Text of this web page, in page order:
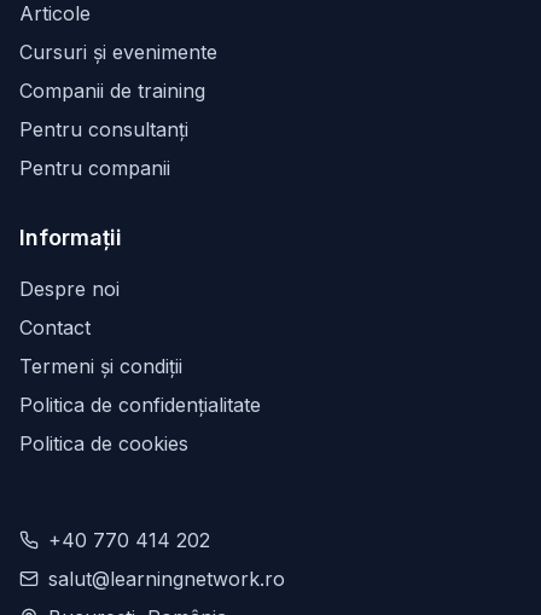
Articole
Cursuri și evenimente
Companii de training
Pentru consultanți
Pentru companii
Informații
Despre noi
Contact
Termeni și condiții
Politica de confidențialitate
Politica de cookies
+40 770 414 202
salut@learningnetwork.ro